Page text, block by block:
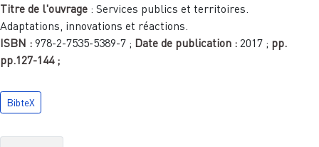
Titre de l'ouvrage : Services publics et territoires.
Adaptations, innovations et réactions.
ISBN : 978-2-7535-5389-7 ; Date de publication : 2017 ; pp.
pp.127-144 ;
BibteX